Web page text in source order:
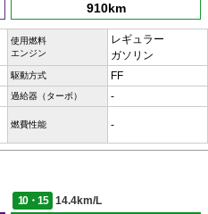
910km
使用燃料
エンジン
レギュラー
ガソリン
駆動方式 FF
過給器（ターボ） -
燃費性能 -
10・15
14.4km/L